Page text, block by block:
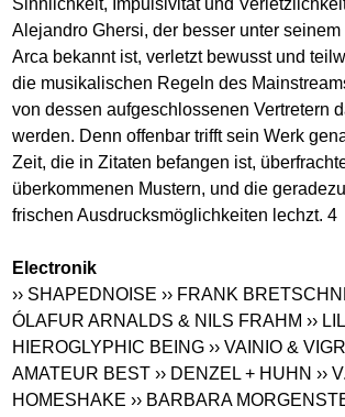
Alejandro Ghersi, der besser unter
Arca bekannt ist, verletzt bewusst und
die musikalischen Regeln des
von dessen aufgeschlossenen Vertretern
werden. Denn offenbar trifft sein Werk
Zeit, die in Zitaten befangen ist,
überkommenen Mustern, und die
frischen Ausdrucksmöglichkeiten lechzt. 4
Electronik
›› SHAPEDNOISE ›› FRANK
ÓLAFUR ARNALDS & NILS FRAHM ››
HIEROGLYPHIC BEING ›› VAINIO &
AMATEUR BEST ›› DENZEL + HUHN ››
HOMESHAKE ›› BARBARA